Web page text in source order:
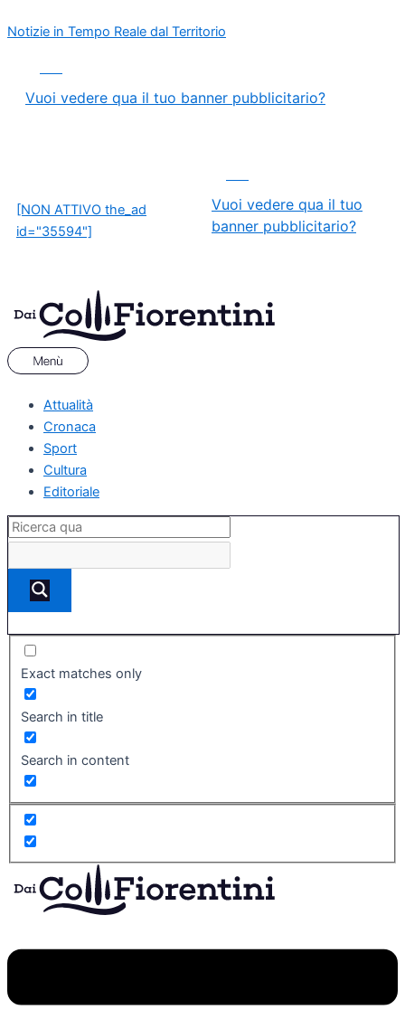
al
Notizie in Tempo Reale dal Territorio
Vuoi vedere qua il tuo banner pubblicitario?
[NON ATTIVO the_ad
id="35594"]
Vuoi vedere qua il tuo
banner pubblicitario?
Attualità
Cronaca
Sport
Cultura
Editoriale
Exact matches only
Search in title
Search in content
D,
playout:
Grosseto
rigore
fa